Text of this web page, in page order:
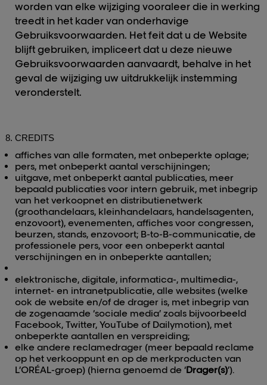
worden van elke wijziging vooraleer die in werking
treedt in het kader van onderhavige
Gebruiksvoorwaarden. Het feit dat u de Website
blijft gebruiken, impliceert dat u deze nieuwe
Gebruiksvoorwaarden aanvaardt, behalve in het
geval de wijziging uw uitdrukkelijk instemming
veronderstelt.
CREDITS
affiches van alle formaten, met onbeperkte oplage;
pers, met onbeperkt aantal verschijningen;
uitgave, met onbeperkt aantal publicaties, meer
bepaald publicaties voor intern gebruik, met inbegrip
van het verkoopnet en distributienetwerk
(groothandelaars, kleinhandelaars, handelsagenten,
enzovoort), evenementen, affiches voor congressen,
beurzen, stands, enzovoort; B-to-B-communicatie, de
professionele pers, voor een onbeperkt aantal
verschijningen en in onbeperkte aantallen;
elektronische, digitale, informatica-, multimedia-,
internet- en intranetpublicatie, alle websites (welke
ook de website en/of de drager is, met inbegrip van
de zogenaamde ‘sociale media’ zoals bijvoorbeeld
Facebook, Twitter, YouTube of Dailymotion), met
onbeperkte aantallen en verspreiding;
elke andere reclamedrager (meer bepaald reclame
op het verkooppunt en op de merkproducten van
L’ORÉAL-groep) (hierna genoemd de ‘Drager(s)’).